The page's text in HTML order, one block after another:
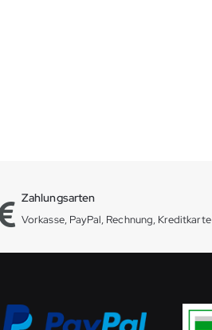
Zahlungsarten
Vorkasse, PayPal, Rechnung, Kreditkarte